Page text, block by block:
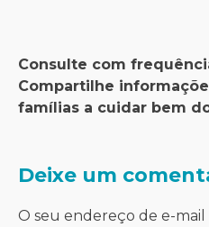
Consulte com
Compartilhe
famílias a cuidar bem
Deixe um
O seu endereço de e-mail